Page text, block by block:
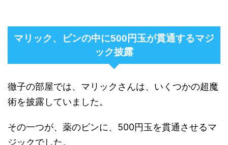
マリック、ビンの中に500円玉が貫通するマジ
ック披露
徹子の部屋では、マリックさんは、いくつかの超魔
術を披露していました。
その一つが、薬のビンに、500円玉を貫通させるマ
ジックでした。